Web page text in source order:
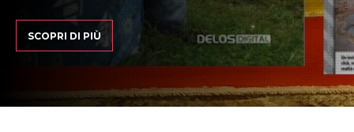
SCOPRI DI PIÙ